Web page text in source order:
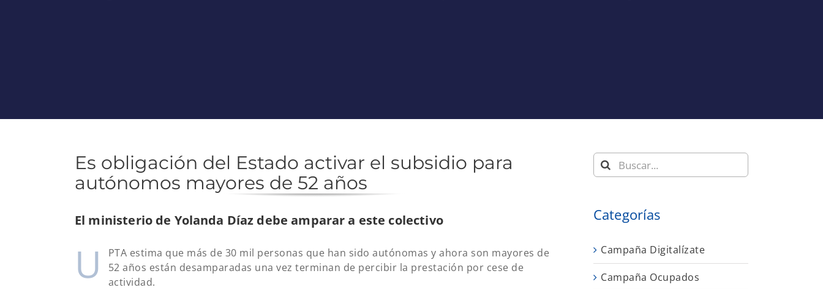
Es obligación del Estado activar el subsidio para
autónomos mayores de 52 años
El ministerio de Yolanda Díaz debe amparar a este colectivo
U
PTA estima que más de 30 mil personas que han sido autónomas y ahora son mayores de
52 años están desamparadas una vez terminan de percibir la prestación por cese de
actividad.
Buscar:
Categorías
Campaña Digitalízate
Campaña Ocupados